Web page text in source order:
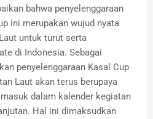
bahwa penyelenggaraan
ini merupakan wujud nyata
untuk turut serta
di Indonesia. Sebagai
penyelenggaraan Kasal Cup
Laut akan terus berupaya
dalam kalender kegiatan
Hal ini dimaksudkan